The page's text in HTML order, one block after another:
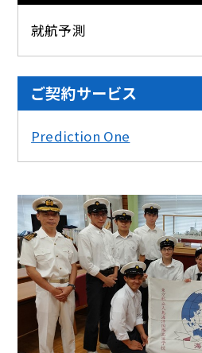
就航予測
ご契約サービス
Prediction One